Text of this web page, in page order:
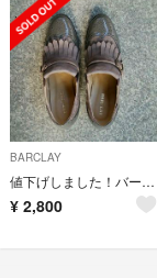
BARCLAY
値下げしました！バークレー フリンジ付きウイングチップ
¥ 2,800